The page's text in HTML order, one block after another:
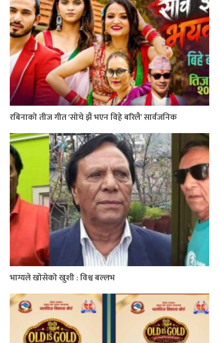
रबिनाको तीज गीत ‘सोचे झैं भएन विहे बरिलै’ सार्वजनिक
भाग्यले खोसेको खुशी : विश्व बल्लभ